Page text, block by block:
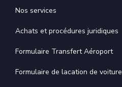
Nos services
Achats et procédures juridiques
Formulaire Transfert Aéroport
Formulaire de lacation de voiture